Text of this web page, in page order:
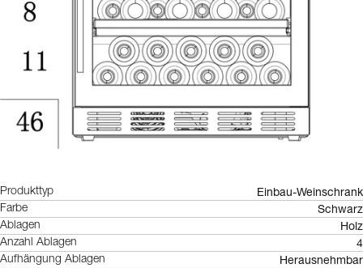
Produkttyp Einbau-Weinschrank
Farbe Schwarz
Ablagen Holz
Anzahl Ablagen 4
Aufhängung Ablagen Herausnehmbar